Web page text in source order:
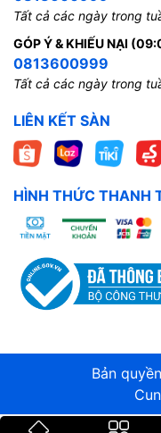
Tất cả các ngày trong
GÓP Ý & KHIẾU NẠI
0813600999
Tất cả các ngày trong
LIÊN KẾT SÀN
HÌNH THỨC THANH
Bản